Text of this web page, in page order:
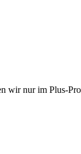
wir nur im Plus-